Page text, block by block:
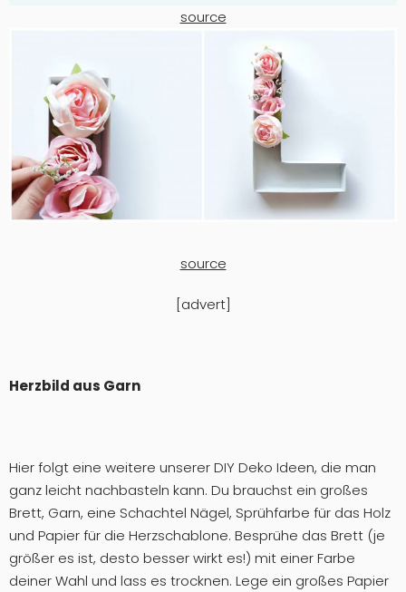
source
source
[advert]
Herzbild aus Garn
Hier folgt eine weitere unserer DIY Deko Ideen, die man
ganz leicht nachbasteln kann. Du brauchst ein großes
Brett, Garn, eine Schachtel Nägel, Sprühfarbe für das Holz
und Papier für die Herzschablone. Besprühe das Brett (je
größer es ist, desto besser wirkt es!) mit einer Farbe
deiner Wahl und lass es trocknen. Lege ein großes Papier